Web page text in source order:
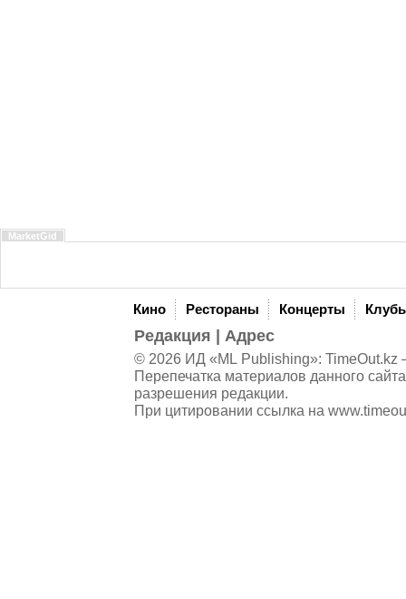
MarketGid
Кино Рестораны Концерты
Редакция Адрес
© 2026 ИД «ML Publishing»: TimeOut.kz
Перепечатка материалов данного
разрешения редакции.
При цитировании ссылка на